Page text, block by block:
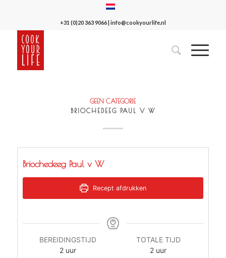
+31 (0)20 363 9066| info@cookyourlife.nl
GEEN CATEGORIE
BRIOCHEDEEG PAUL V W
Briochedeeg Paul v W
Recept afdrukken
BEREIDINGSTIJD
2uur
uur
TOTALE TIJD
2uur
uur